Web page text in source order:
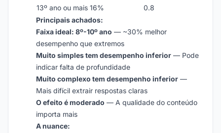
13º ano ou mais 16%
0.8
Principais achados:
Faixa ideal: 8º-10º ano — ~30% melhor
desempenho que extremos
Muito simples tem desempenho inferior — Pode
indicar falta de profundidade
Muito complexo tem desempenho inferior —
Mais difícil extrair respostas claras
O efeito é moderado — A qualidade do conteúdo
importa mais
A nuance: